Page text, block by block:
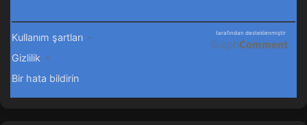
Tales of Herding Gods 50.Bölüm izle
Blm 50 - Eylül 29, 2025
Blm 49 - Eylül 22, 2025